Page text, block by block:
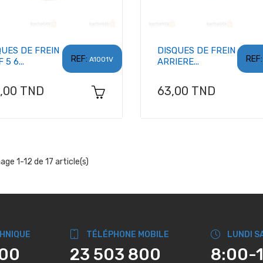
REF: A1001V
DE FREIN
5 6...
TND
REF:
DISQUES DE FREIN
ARRIERE...
Prix
63,00 TND
1-12 de 17 article(s)
TÉLÉPHONE MOBILE
23 503 800
LUNDI
8:00-